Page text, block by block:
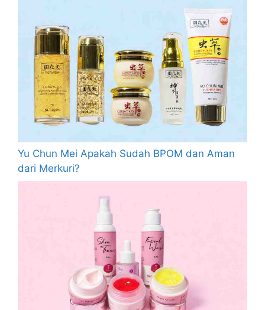
Yu Chun Mei Apakah Sudah BPOM dan Aman
dari Merkuri?